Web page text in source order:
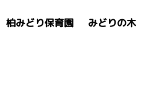
柏みどり保育園 みどりの木